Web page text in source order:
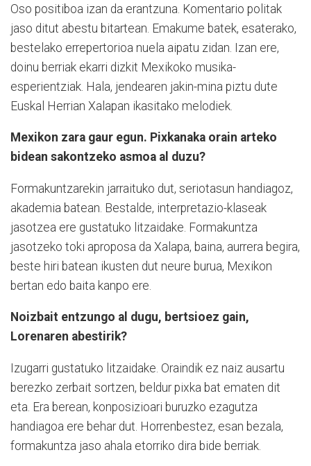
Oso positiboa izan da erantzuna. Komentario politak
jaso ditut abestu bitartean. Emakume batek, esaterako,
bestelako errepertorioa nuela aipatu zidan. Izan ere,
doinu berriak ekarri dizkit Mexikoko musika-
esperientziak. Hala, jendearen jakin-mina piztu dute
Euskal Herrian Xalapan ikasitako melodiek.
Mexikon zara gaur egun. Pixkanaka orain arteko
bidean sakontzeko asmoa al duzu?
Formakuntzarekin jarraituko dut, seriotasun handiagoz,
akademia batean. Bestalde, interpretazio-klaseak
jasotzea ere gustatuko litzaidake. Formakuntza
jasotzeko toki aproposa da Xalapa, baina, aurrera begira,
beste hiri batean ikusten dut neure burua, Mexikon
bertan edo baita kanpo ere.
Noizbait entzungo al dugu, bertsioez gain,
Lorenaren abestirik?
Izugarri gustatuko litzaidake. Oraindik ez naiz ausartu
berezko zerbait sortzen, beldur pixka bat ematen dit
eta. Era berean, konposizioari buruzko ezagutza
handiagoa ere behar dut. Horrenbestez, esan bezala,
formakuntza jaso ahala etorriko dira bide berriak.